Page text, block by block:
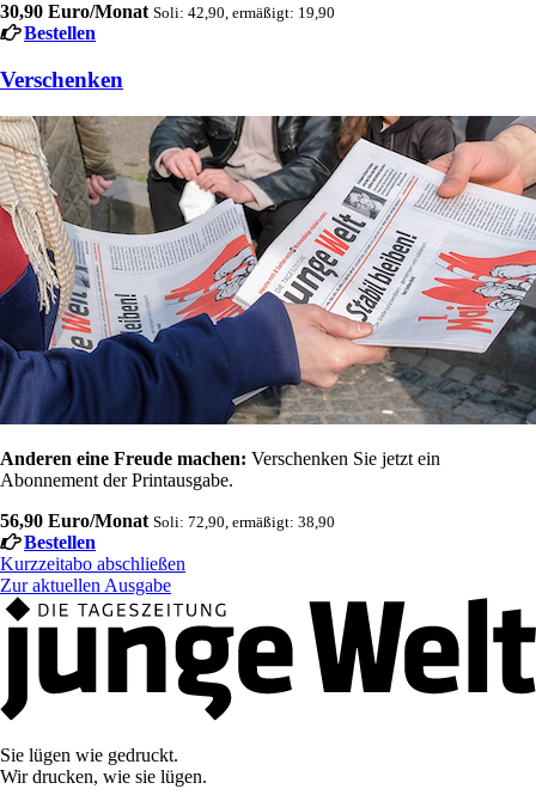
30,90 Euro/Monat Soli: 42,90, ermäßigt: 19,90
Bestellen
Verschenken
Anderen eine Freude machen: Verschenken Sie jetzt ein
Abonnement der Printausgabe.
56,90 Euro/Monat Soli: 72,90, ermäßigt: 38,90
Bestellen
Kurzzeitabo abschließen
Zur aktuellen Ausgabe
Sie lügen wie gedruckt.
Wir drucken, wie sie lügen.